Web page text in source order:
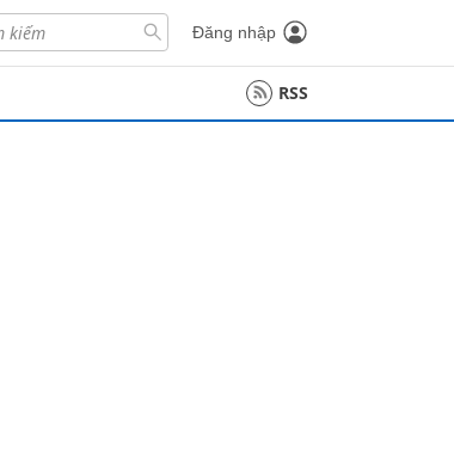
Đăng nhập
RSS